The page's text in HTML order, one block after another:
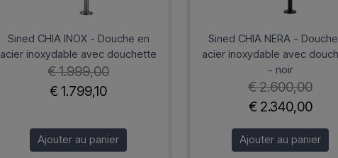
Sined CHIA INOX - Douche en
acier inoxydable avec douchette
€ 1.999,00
€ 1.799,10
Ajouter au panier
Sined CHIA NERA -
acier inoxydable avec
- noir
€ 2.600,00
€ 2.340,00
Ajouter au panier